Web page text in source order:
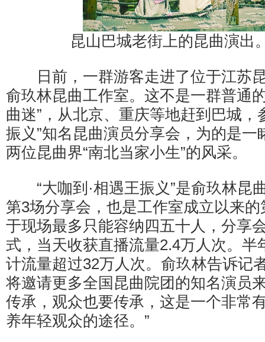
昆山巴城老街上的昆曲演出
日前，一群游客走进了位于江苏
俞玖林昆曲工作室。这不是一群普通
曲迷”，从北京、重庆等地赶到巴城，
振义”知名昆曲演员分享会，为的是一
两位昆曲界“南北当家小生”的风采。
“大咖到·相遇王振义”是俞玖林昆
第3场分享会，也是工作室成立以来
于现场最多只能容纳四五十人，分享
式，当天收获直播流量2.4万人次。半
计流量超过32万人次。俞玖林告诉记
将邀请更多全国昆曲院团的知名演员
传承，观众也要传承，这是一个非常
养年轻观众的途径。”